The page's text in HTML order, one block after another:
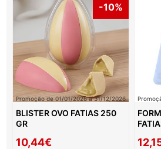
-10%
Promoção de 01/01/2026 a 31/12/2026
BLISTER OVO FATIAS 250
GR
10,44€